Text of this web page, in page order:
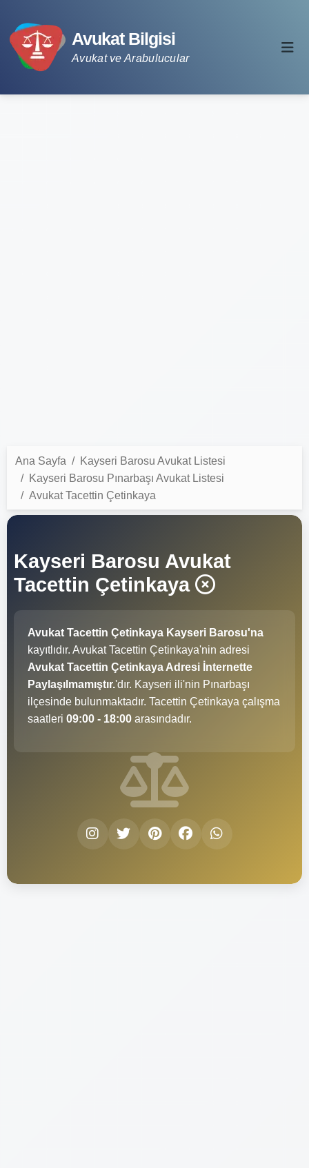
Avukat Bilgisi
Avukat ve Arabulucular
Ana Sayfa
Kayseri Barosu Avukat Listesi
Kayseri Barosu Pınarbaşı Avukat Listesi
Avukat Tacettin Çetinkaya
Kayseri Barosu Avukat
Tacettin Çetinkaya
Avukat Tacettin Çetinkaya Kayseri Barosu'na
kayıtlıdır. Avukat Tacettin Çetinkaya'nin adresi
Avukat Tacettin Çetinkaya Adresi İnternette
Paylaşılmamıştır.'dır. Kayseri ili'nin Pınarbaşı
ilçesinde bulunmaktadır. Tacettin Çetinkaya çalışma
saatleri 09:00 - 18:00 arasındadır.